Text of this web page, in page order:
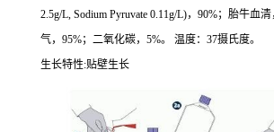
2.5g/L, Sodium Pyruvate 0.11g/L)， 90%；胎牛血清
气， 95%；二氧化碳， 5%。 温度： 37摄氏度。
生长特性:贴壁生长